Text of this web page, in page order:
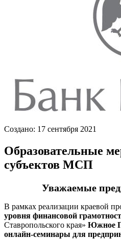
Создано: 17 сентября 2021
Образовательные
субъектов МСП
Уважаемые
В рамках реализации краевой
уровня финансовой
Ставропольского края» Южное
онлайн-семинары для